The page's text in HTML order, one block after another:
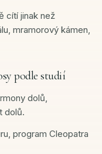
cítí jinak než
mramorový kámen,
podle studií
dolů,
dolů.
program Cleopatra